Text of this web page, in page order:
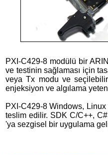
PXI-C429-8 modülü bir
ve testinin sağlaması için
veya Tx modu ve seçilebilir
enjeksiyon ve algılama
PXI-C429-8 Windows,
teslim edilir. SDK C/C++,
'ya sezgisel bir uygulama